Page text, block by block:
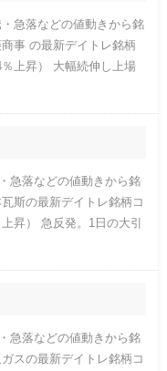
急落などの値動きから銘
事 の最新デイトレ銘柄
上昇） 大幅続伸し上場
急落などの値動きから銘
斯の最新デイトレ銘柄コ
昇） 急反発。1日の大引
急落などの値動きから銘
スの最新デイトレ銘柄コ